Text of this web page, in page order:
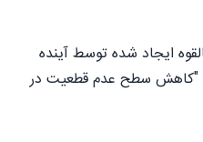
ایجاد شده توسط آینده
"كاهش سطح عدم قطعیت در